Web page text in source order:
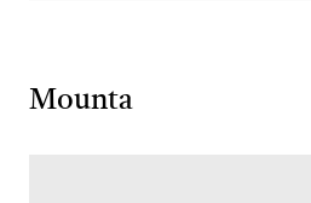
Mounta